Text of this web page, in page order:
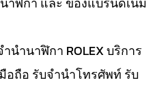
นำนาฬิกา ROLEX บริการ
อถือ รับจำนำโทรศัพท์ รับ